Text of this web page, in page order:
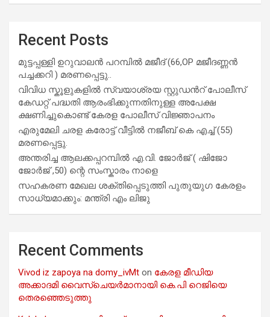
Recent Posts
മുട്ടപ്പള്ളി ഉറുവാലൻ പറമ്പിൽ മജീദ് (66,OP മജീദണ്ണൻ
പച്ചക്കറി ) മരണപ്പെട്ടു..
വിവിധ സ്കൂളുകളില്‍ സ്വയാശ്രയ സ്റ്റുഡന്‍റ് പോലീസ്
കേഡറ്റ് പദ്ധതി ആരംഭിക്കുന്നതിനുള്ള അപേക്ഷ
ക്ഷണിച്ചുകൊണ്ട് കേരള പോലീസ് വിജ്ഞാപനം
എരുമേലി ചരള കരോട്ട് വീട്ടിൽ നജീബ് കെ എച്ച് (55)
മരണപ്പെട്ടു.
അന്തരിച്ച ആ​ല​ക്ക​പ്പ​റമ്പിൽ​ എ.​വി. ജോ​ർ​ജ് ( ഷിജോ
ജോർജ് ,50) ന്റെ സംസ്കാരം നാളെ
സഹകരണ മേഖല ശക്തിപ്പെടുത്തി പുതുയുഗ കേരളം
സാധ്യമാക്കും: മന്ത്രി എം ലിജു
Recent Comments
Vivod iz zapoya na domy_ivMt on കേരള മീഡിയ
അക്കാദമി വൈസ്ചെയർമാനായി കെ.പി റെജിയെ
തെരഞ്ഞെടുത്തു